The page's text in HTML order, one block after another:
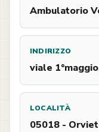
Ambulatorio
INDIRIZZO
viale
LOCALITÀ
05018 -